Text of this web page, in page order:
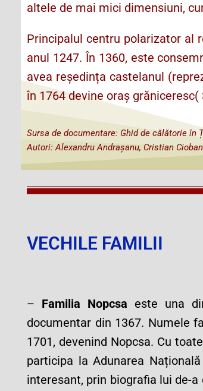
altele de mai mici dimensiuni,
Principalul centru polarizator al
anul 1247. În 1360, este
avea reședința castelanul
în 1764 devine oraș
Sursa de documentare: Ghid de călătorie în
Autori: Alexandru Andrașanu, Cristian
VECHILE FAMILII
– Familia Nopcsa este una
documentar din 1367. Numele
1701, devenind Nopcsa. Cu
participa la Adunarea
interesant, prin biografia lui de-